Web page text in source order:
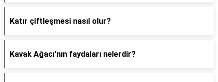
Katır çiftleşmesi nasıl olur?
Kavak Ağacı'nın faydaları nelerdir?